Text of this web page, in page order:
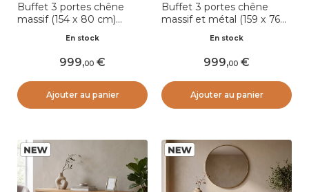
Buffet 3 portes chêne
massif (154 x 80 cm)
En stock
999,00
Ajouter au panier
Buffet 3 portes chêne
massif et métal (159 x 76
En stock
999,00
Ajouter au panier